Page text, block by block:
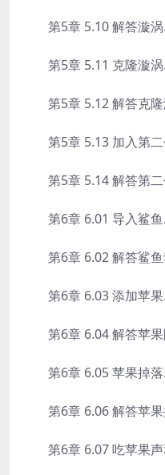
第5章 5.10 解答漩
第5章 5.11 克隆漩
第5章 5.12 解答克隆
第5章 5.13 加入第二
第5章 5.14 解答第二
第6章 6.01 导入鲨
第6章 6.02 解答鲨鱼
第6章 6.03 添加苹
第6章 6.04 解答苹果
第6章 6.05 苹果掉
第6章 6.06 解答苹果
第6章 6.07 吃苹果声